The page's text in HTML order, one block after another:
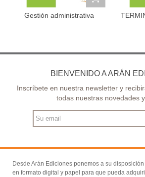
Gestión administrativa
BIENVENIDO A ARÁN
Inscríbete en nuestra newsletter y
todas nuestras novedades
Desde Arán Ediciones ponemos a su
en formato digital y papel para que pueda